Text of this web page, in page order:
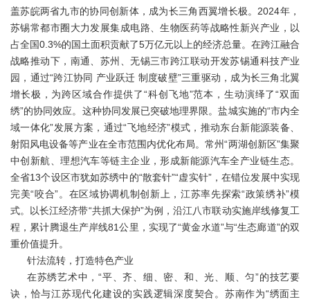
盖苏皖两省九市的协同创新体，成为长三角西翼增长极。2024年，
苏锡常都市圈大力发展集成电路、生物医药等战略性新兴产业，以
占全国0.3%的国土面积贡献了5万亿元以上的经济总量。在跨江融合
战略推动下，南通、苏州、无锡三市跨江联动开发苏锡通科技产业
园，通过“跨江协同 产业跃迁 制度破壁”三重驱动，成为长三角北翼
增长极，为跨区域合作提供了“科创飞地”范本，生动演绎了“双面
绣”的协同效应。这种协同发展已突破地理界限。盐城实施的“市内全
域一体化”发展方案，通过“飞地经济”模式，推动东台新能源装备、
射阳风电设备等产业在全市范围内优化布局。常州“两湖创新区”集聚
中创新航、理想汽车等链主企业，形成新能源汽车全产业链生态。
全省13个设区市犹如苏绣中的“散套针”“虚实针”，在错位发展中实现
完美“咬合”。在区域协调机制创新上，江苏率先探索“政策绣补”模
式。以长江经济带“共抓大保护”为例，沿江八市联动实施岸线修复工
程，累计腾退生产岸线81公里，实现了“黄金水道”与“生态廊道”的双
重价值提升。
针法流转，打造特色产业
在苏绣艺术中，“平、齐、细、密、和、光、顺、匀”的技艺要
诀，恰与江苏现代化建设的实践逻辑深度契合。苏南作为“绣面主